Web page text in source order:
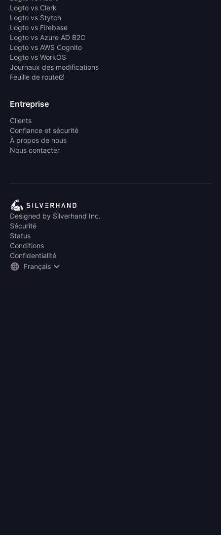
Logto vs Clerk
Logto vs Stytch
Logto vs Firebase
Logto vs Azure AD B2C
Logto vs AWS Cognito
Logto vs WorkOS
Journaux des modifications
Feuille de route
Entreprise
Clients
Confiance et sécurité
À propos de nous
Nous contacter
Designed by Silverhand Inc.
Sécurité
Status
Conditions
Confidentialité
Français